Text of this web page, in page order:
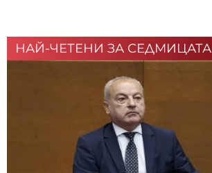
НАЙ-ЧЕТЕНИ ЗА СЕДМИЦАТА